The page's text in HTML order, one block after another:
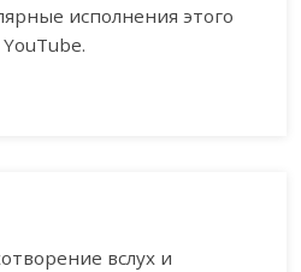
исполнения этого
вслух и